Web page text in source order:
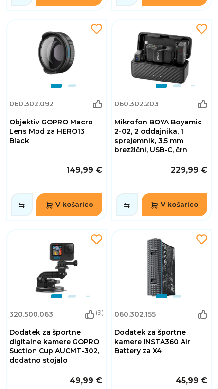
060.302.092
Objektiv GOPRO Macro
Lens Mod za HERO13
Black
149,99 €
V košarico
060.302.203
Mikrofon BOYA Boyamic
2-02, 2 oddajnika, 1
sprejemnik, 3,5 mm
brezžični, USB-C, črn
229,99 €
V košarico
320.500.063 (9)
Dodatek za športne
digitalne kamere GOPRO
Suction Cup AUCMT-302,
dodatno stojalo
49,99 €
060.302.155
Dodatek za športne
kamere INSTA360 Air
Battery za X4
45,99 €